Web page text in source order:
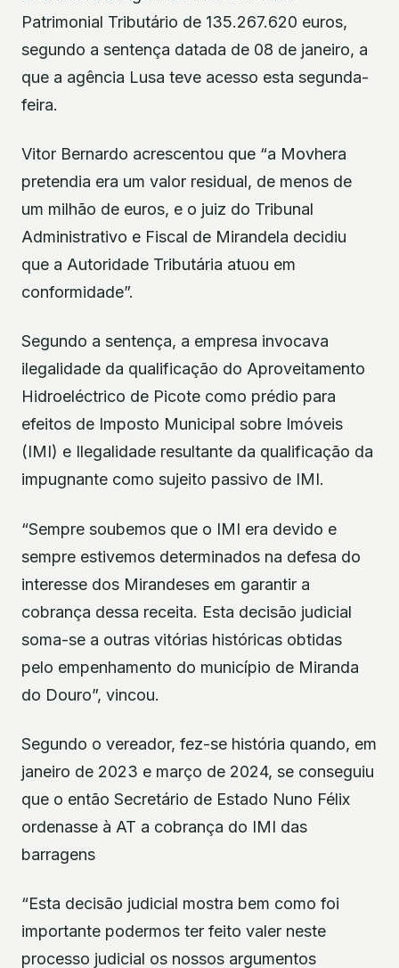
Patrimonial Tributário de 135.267.620 euros,
segundo a sentença datada de 08 de janeiro, a
que a agência Lusa teve acesso esta segunda-
feira.
Vitor Bernardo acrescentou que “a Movhera
pretendia era um valor residual, de menos de
um milhão de euros, e o juiz do Tribunal
Administrativo e Fiscal de Mirandela decidiu
que a Autoridade Tributária atuou em
conformidade”.
Segundo a sentença, a empresa invocava
ilegalidade da qualificação do Aproveitamento
Hidroeléctrico de Picote como prédio para
efeitos de Imposto Municipal sobre Imóveis
(IMI) e Ilegalidade resultante da qualificação da
impugnante como sujeito passivo de IMI.
“Sempre soubemos que o IMI era devido e
sempre estivemos determinados na defesa do
interesse dos Mirandeses em garantir a
cobrança dessa receita. Esta decisão judicial
soma-se a outras vitórias históricas obtidas
pelo empenhamento do município de Miranda
do Douro”, vincou.
Segundo o vereador, fez-se história quando, em
janeiro de 2023 e março de 2024, se conseguiu
que o então Secretário de Estado Nuno Félix
ordenasse à AT a cobrança do IMI das
barragens
“Esta decisão judicial mostra bem como foi
importante podermos ter feito valer neste
processo judicial os nossos argumentos